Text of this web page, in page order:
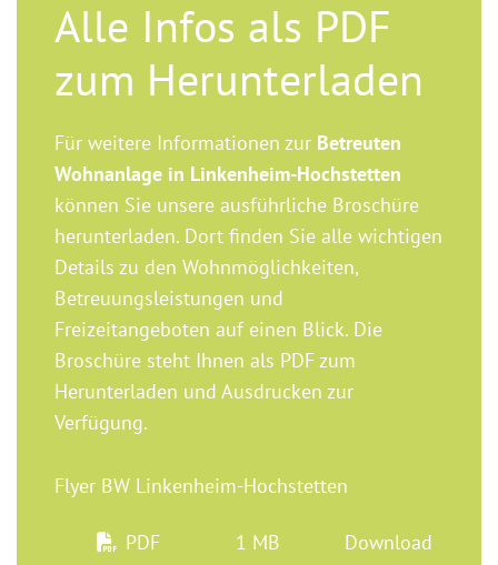
Alle Infos als PDF
zum Herunterladen
Für weitere Informationen zur Betreuten
Wohnanlage in Linkenheim-Hochstetten
können Sie unsere ausführliche Broschüre
herunterladen. Dort finden Sie alle wichtigen
Details zu den Wohnmöglichkeiten,
Betreuungsleistungen und
Freizeitangeboten auf einen Blick. Die
Broschüre steht Ihnen als PDF zum
Herunterladen und Ausdrucken zur
Verfügung.
Flyer BW Linkenheim-Hochstetten
PDF 1 MB Download